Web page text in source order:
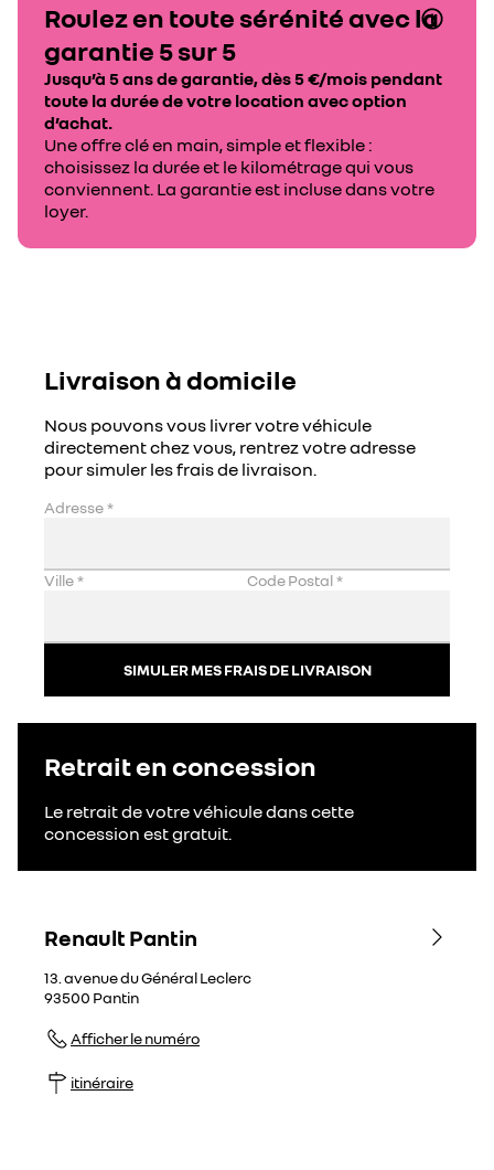
Roulez en toute sérénité avec la
garantie 5 sur 5
Jusqu’à 5 ans de garantie, dès 5 €/mois pendant
toute la durée de votre location avec option
d’achat.
Une offre clé en main, simple et flexible :
choisissez la durée et le kilométrage qui vous
conviennent. La garantie est incluse dans votre
loyer.
Livraison à domicile
Nous pouvons vous livrer votre véhicule
directement chez vous, rentrez votre adresse
pour simuler les frais de livraison.
Adresse*
Ville* Code Postal*
SIMULER MES FRAIS DE LIVRAISON
Retrait en concession
Le retrait de votre véhicule dans cette
concession est gratuit.
Renault Pantin
13. avenue du Général Leclerc
93500 Pantin
Afficher le numéro
itinéraire